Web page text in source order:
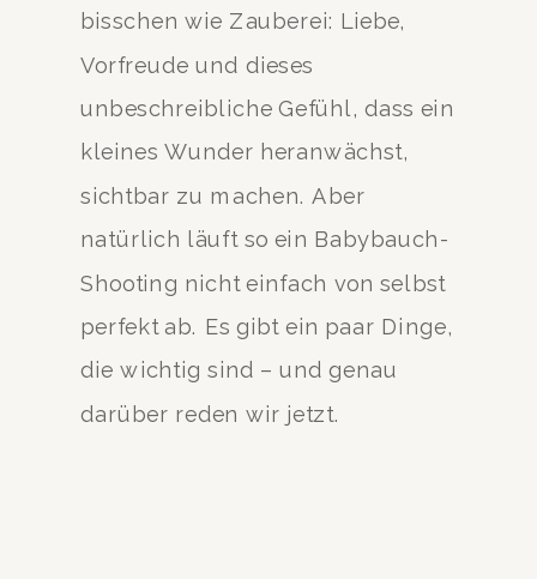
bisschen wie Zauberei: Liebe,
Vorfreude und dieses
unbeschreibliche Gefühl, dass ein
kleines Wunder heranwächst,
sichtbar zu machen. Aber
natürlich läuft so ein Babybauch-
Shooting nicht einfach von selbst
perfekt ab. Es gibt ein paar Dinge,
die wichtig sind – und genau
darüber reden wir jetzt.